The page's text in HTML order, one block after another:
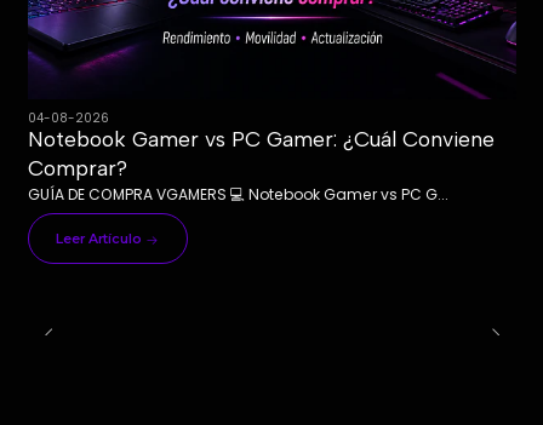
04-08-2026
Notebook Gamer vs PC Gamer: ¿Cuál Conviene
Comprar?
GUÍA DE COMPRA VGAMERS 💻 Notebook Gamer vs PC G...
Leer Artículo